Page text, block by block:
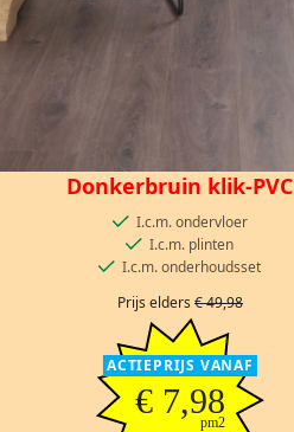
Donkerbruin klik-PVC
I.c.m. ondervloer
I.c.m. plinten
I.c.m. onderhoudsset
Prijs elders € 49,98
ACTIEPRIJS VANAF
€ 7,98
pm2